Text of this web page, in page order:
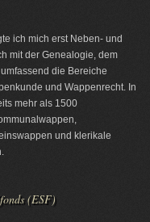
ich mich erst Neben- und
mit der Genealogie, dem
die Bereiche
und Wappenrecht. In
mehr als 1500
und klerikale
(ESF)